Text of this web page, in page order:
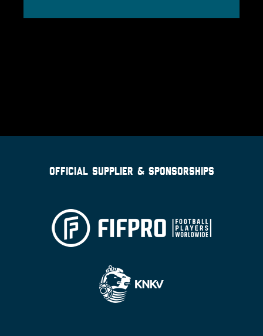
OFFICIAL SUPPLIER & SPONSORSHIPS